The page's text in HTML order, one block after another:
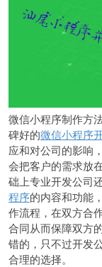
微信小程序制作方
碑好的微信小程序
应和对公司的影响
会把客户的需求放
础上专业开发公司
程序的内容和功能
作流程，在双方合
合同从而保障双方
错的，只不过开发
合理的选择。